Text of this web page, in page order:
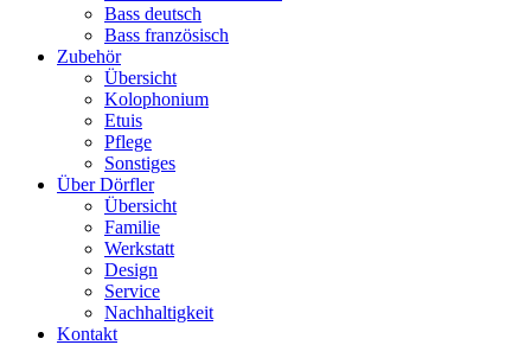
Bass deutsch
Bass französisch
Zubehör
Übersicht
Kolophonium
Etuis
Pflege
Sonstiges
Über Dörfler
Übersicht
Familie
Werkstatt
Design
Service
Nachhaltigkeit
Kontakt